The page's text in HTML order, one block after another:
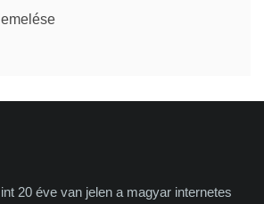
20 éve van jelen a magyar internetes